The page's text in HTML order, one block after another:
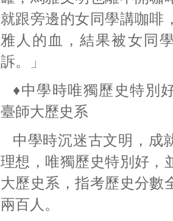
就跟旁邊的女同學講咖啡
雅人的血，結果被女同
訴。」
♦中學時唯獨歷史特別
臺師大歷史系
中學時沉迷古文明，成
理想，唯獨歷史特別好，
大歷史系，指考歷史分數
兩百人。